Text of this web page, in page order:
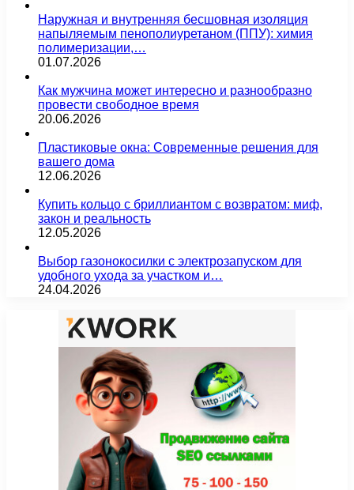
Наружная и внутренняя бесшовная изоляция
напыляемым пенополиуретаном (ППУ): химия
полимеризации,…
01.07.2026
Как мужчина может интересно и разнообразно
провести свободное время
20.06.2026
Пластиковые окна: Современные решения для
вашего дома
12.06.2026
Купить кольцо с бриллиантом с возвратом: миф,
закон и реальность
12.05.2026
Выбор газонокосилки с электрозапуском для
удобного ухода за участком и…
24.04.2026